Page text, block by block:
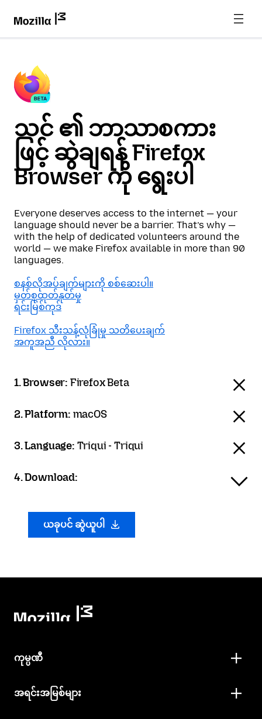
သင် ၏ ဘာသာစကား
ဖြင့် ဆွဲချရန် Firefox
Browser ကို ရွေးပါ
Everyone deserves access to the internet — your
language should never be a barrier. That’s why —
with the help of dedicated volunteers around the
world — we make Firefox available in more than 90
languages.
စနစ်လိုအပ်ချက်များကို စစ်ဆေးပါ။
မှတ်စုထုတ်နုတ်မှု
ရင်းမြစ်ကုဒ်
Firefox သီးသန့်လုံခြုံမှု သတိပေးချက်
အကူအညီ လိုလား။
1. Browser: Firefox Beta
2. Platform: macOS
3. Language: Triqui - Triqui
4. Download:
ယခုပင် ဆွဲယူပါ
ကုမ္ပဏီ
အရင်းအမြစ်များ